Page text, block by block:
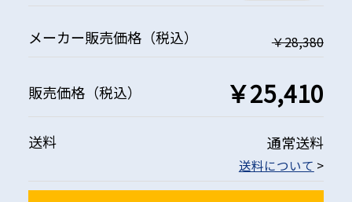
メーカー販売価格（税込） ￥28,380
販売価格（税込） ￥25,410
送料 通常送料
送料について >